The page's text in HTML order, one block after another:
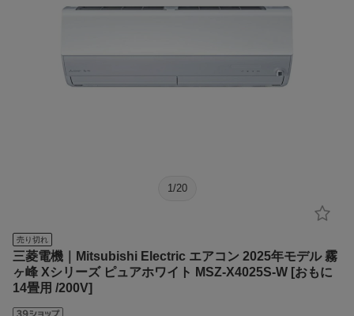
1 /20
売り切れ
三菱電機｜Mitsubishi Electric エアコン 2025年モデル 霧
ヶ峰 Xシリーズ ピュアホワイト MSZ-X4025S-W [おもに
14畳用 /200V]